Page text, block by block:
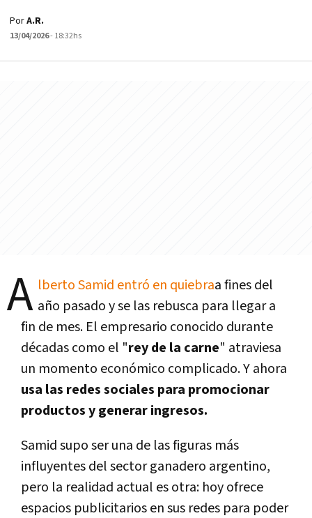
PorA.R.
13/04/2026- 18:32hs
A lberto Samid entró en quiebraa fines del
año pasado y se las rebusca para llegar a
fin de mes. El empresario conocido durante
décadas como el "rey de la carne" atraviesa
un momento económico complicado. Y ahora
usa las redes sociales para promocionar
productos y generar ingresos.
Samid supo ser una de las figuras más
influyentes del sector ganadero argentino,
pero la realidad actual es otra: hoy ofrece
espacios publicitarios en sus redes para poder